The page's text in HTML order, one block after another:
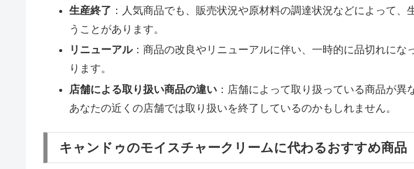
生産終了 ：人気商品でも、販売状況や原材料の調達状況などによって、
うことがあります。
リニューアル：商品の改良やリニューアルに伴い、一時的に品切れにな
ります。
店舗による取り扱い商品の違い：店舗によって取り扱っている商品が異
あなたの近くの店舗では取り扱いを終了しているのかもしれません。
キャンドゥのモイスチャークリームに代わるおすすめ商品